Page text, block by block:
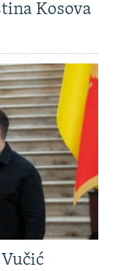
Kosova